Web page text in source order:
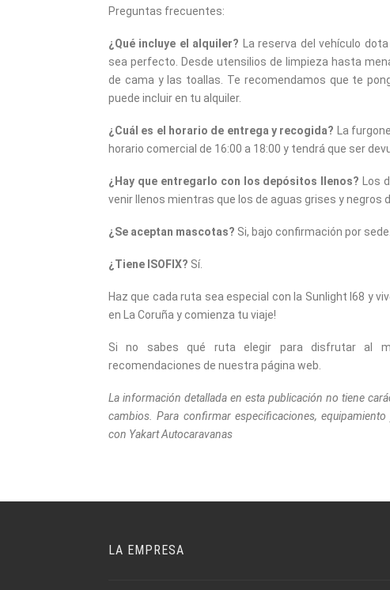
Preguntas frecuentes:
¿Qué incluye el alquiler? La reserva del vehículo
sea perfecto. Desde utensilios de limpieza hasta
de cama y las toallas. Te recomendamos que te
puede incluir en tu alquiler.
¿Cuál es el horario de entrega y recogida? La
horario comercial de 16:00 a 18:00 y tendrá que ser
¿Hay que entregarlo con los depósitos llenos? Los
venir llenos mientras que los de aguas grises y negros
¿Se aceptan mascotas? Si, bajo confirmación por sede.
¿Tiene ISOFIX? Sí.
Haz que cada ruta sea especial con la Sunlight I68 y
en La Coruña y comienza tu viaje!
Si no sabes qué ruta elegir para disfrutar al
recomendaciones de nuestra página web.
La información detallada en esta publicación no tiene
cambios. Para confirmar especificaciones,
con Yakart Autocaravanas
LA EMPRESA